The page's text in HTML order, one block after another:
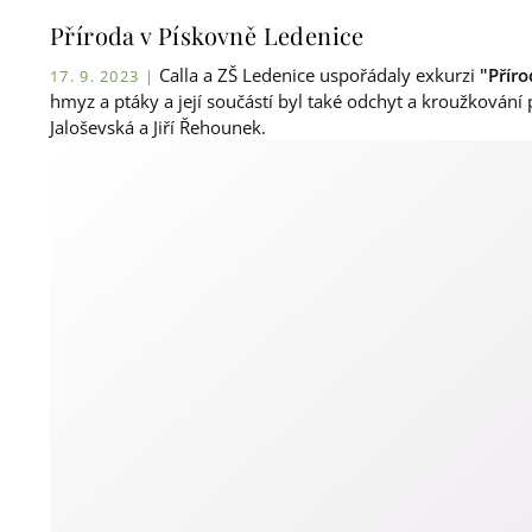
Příroda v Pískovně Ledenice
17. 9. 2023 | Calla a ZŠ Ledenice uspořádaly exkurzi
hmyz a ptáky a její součástí byl také odchyt a
Jaloševská a Jiří Řehounek.